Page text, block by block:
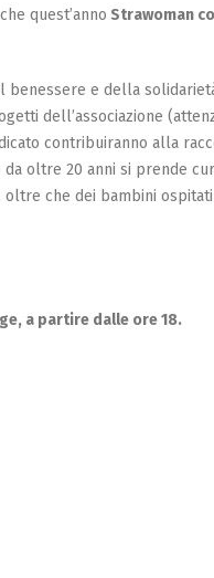
quest’anno Strawoman
benessere e della
dell’associazione
contribuiranno alla
oltre 20 anni si prende
oltre che dei bambini
a partire dalle ore 18.